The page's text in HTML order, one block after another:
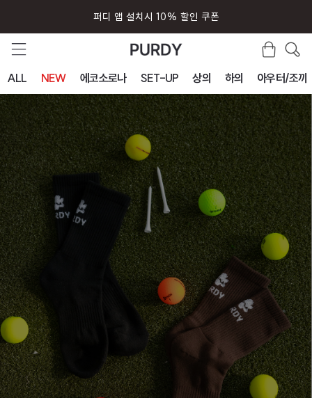
퍼디 앱 설치시 10% 할인 쿠폰
ALL NEW 에코소로나 SET-UP 상의 하의 아우터/조끼